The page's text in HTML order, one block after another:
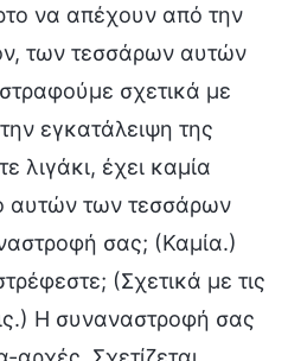
να απέχουν από την
των τεσσάρων αυτών
σχετικά με
εγκατάλειψη της
λιγάκι, έχει καμία
αυτών των τεσσάρων
σας; (Καμία.)
(Σχετικά με τις
Η συναναστροφή σας